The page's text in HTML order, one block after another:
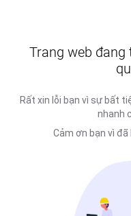
Trang web đang
Rất xin lỗi bạn vì sự bất
nhanh
Cảm ơn bạn vì